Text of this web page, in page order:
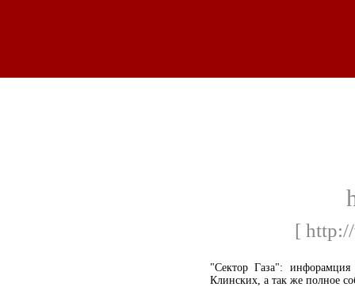
[
"Сектор Газа":
Клинских, а так же полное